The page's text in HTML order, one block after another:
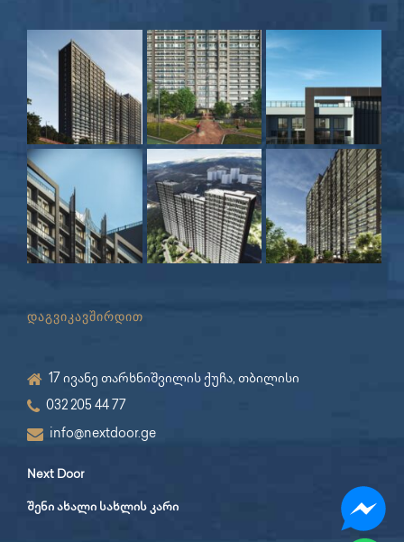
დაგვიკავშირდით
17 ივანე თარხნიშვილის ქუჩა, თბილისი
032 205 44 77
info@nextdoor.ge
Next Door
შენი ახალი სახლის კარი